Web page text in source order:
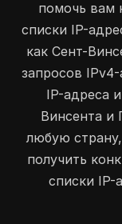
208.84.200.0
216.110.119.0
помочь вам
списки IP-
как Сент-
запросов
IP-адреса
Винсента и
любую
получить
списки IP-